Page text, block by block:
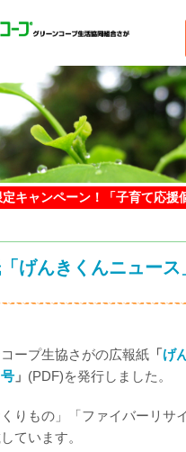
キャンペーン！「子育て応援
げんきくんニュー
ープ生協さがの広報紙 「げ
」 (PDF)を発行しました。
くりもの」「ファイバーリサ
ています。